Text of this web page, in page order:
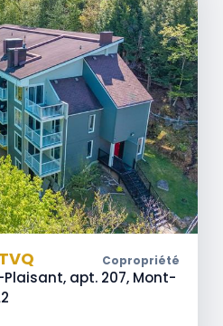
Copropriété
Plaisant, apt. 207, Mont-